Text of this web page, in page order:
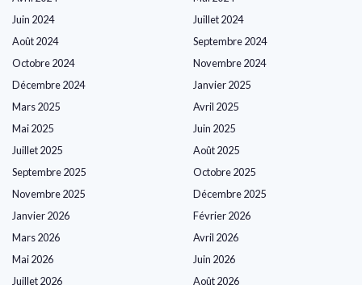
Juin 2024
Juillet 2024
Août 2024
Septembre 2024
Octobre 2024
Novembre 2024
Décembre 2024
Janvier 2025
Mars 2025
Avril 2025
Mai 2025
Juin 2025
Juillet 2025
Août 2025
Septembre 2025
Octobre 2025
Novembre 2025
Décembre 2025
Janvier 2026
Février 2026
Mars 2026
Avril 2026
Mai 2026
Juin 2026
Juillet 2026
Août 2026